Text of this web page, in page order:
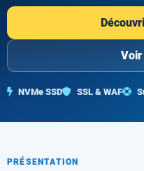
NVMe SSD SSL & WAF
PRÉSENTATION